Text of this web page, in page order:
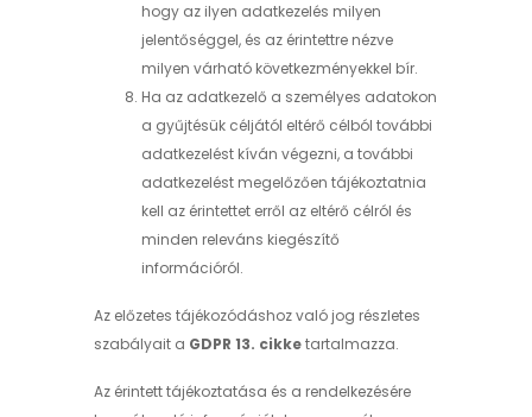
hogy az ilyen adatkezelés milyen
jelentőséggel, és az érintettre nézve
milyen várható következményekkel bír.
Ha az adatkezelő a személyes adatokon
a gyűjtésük céljától eltérő célból további
adatkezelést kíván végezni, a további
adatkezelést megelőzően tájékoztatnia
kell az érintettet erről az eltérő célról és
minden releváns kiegészítő
információról.
Az előzetes tájékozódáshoz való jog részletes
szabályait a GDPR 13. cikketartalmazza.
Az érintett tájékoztatása és a rendelkezésére